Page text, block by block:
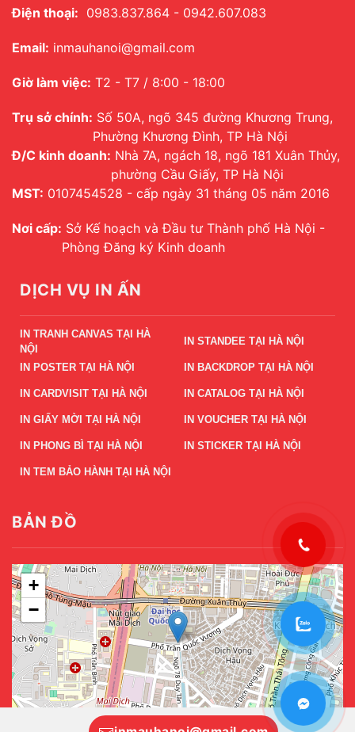
Điện thoại: 0983.837.864 - 0942.607.083
Email: inmauhanoi@gmail.com
Giờ làm việc: T2 - T7 / 8:00 - 18:00
Trụ sở chính: Số 50A, ngõ 345 đường Khương Trung,
Phường Khương Đình, TP Hà Nội
Đ/C kinh doanh: Nhà 7A, ngách 18, ngõ 181 Xuân Thủy,
phường Cầu Giấy, TP Hà Nội
MST: 0107454528 - cấp ngày 31 tháng 05 năm 2016
Nơi cấp: Sở Kế hoạch và Đầu tư Thành phố Hà Nội -
Phòng Đăng ký Kinh doanh
DỊCH VỤ IN ẤN
IN TRANH CANVAS TẠI HÀ
NỘI
IN STANDEE TẠI HÀ NỘI
IN POSTER TẠI HÀ NỘI IN BACKDROP TẠI HÀ NỘI
IN CARDVISIT TẠI HÀ NỘI IN CATALOG TẠI HÀ NỘI
IN GIẤY MỜI TẠI HÀ NỘI IN VOUCHER TẠI HÀ NỘI
IN PHONG BÌ TẠI HÀ NỘI IN STICKER TẠI HÀ NỘI
IN TEM BẢO HÀNH TẠI HÀ NỘI
BẢN ĐỒ
+
−
Leaflet|©OpenStreetMap